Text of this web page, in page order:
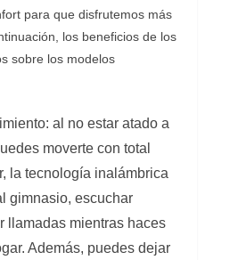
para que disfrutemos más
los beneficios de los
sobre los modelos
al no estar atado a
moverte con total
la tecnología inalámbrica
gimnasio, escuchar
llamadas mientras haces
Además, puedes dejar